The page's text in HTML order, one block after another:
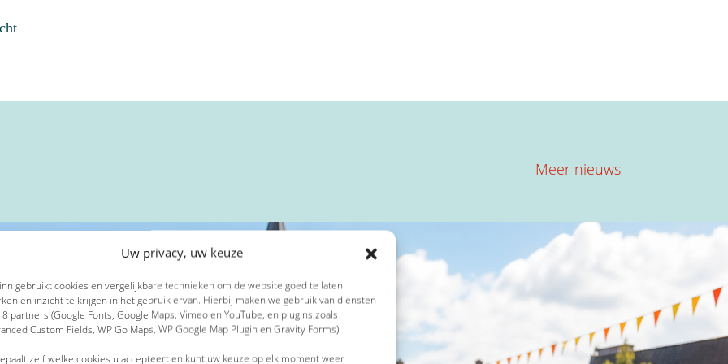
Uw privacy, uw keuze
gebruikt cookies en vergelijkbare technieken om de website goed te laten
en inzicht te krijgen in het gebruik ervan. Hierbij maken we gebruik van diensten
8 partners (Google Fonts, Google Maps, Vimeo en YouTube, en plugins zoals
Custom Fields, WP Go Maps, WP Google Map Plugin en Gravity Forms).
zelf welke cookies u accepteert en kunt uw keuze op elk moment weer
Laat in het
zo
Phone
Volledige naam*
E-mailadres*
Lorem
elitr,
sed diam
Volledige naam*
E-mailadres*
Meer nieuws